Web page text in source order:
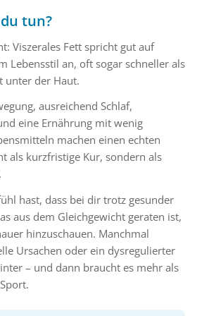
tun?
Viszerales Fett spricht gut auf
Lebensstil an, oft sogar schneller als
unter der Haut.
ausreichend Schlaf,
eine Ernährung mit wenig
machen einen echten
als kurzfristige Kur, sondern als
hast, dass bei dir trotz gesunder
aus dem Gleichgewicht geraten ist,
hinzuschauen. Manchmal
Ursachen oder ein dysregulierter
– und dann braucht es mehr als